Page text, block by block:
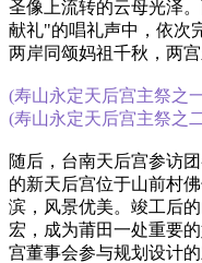
圣像上流转的云母光泽
献礼"的唱礼声中，依次
两岸同颂妈祖千秋，两
(寿山永定天后宫主祭之
(寿山永定天后宫主祭之
随后，台南天后宫参访
的新天后宫位于山前村
滨，风景优美。竣工后
宏，成为莆田一处重要
宫董事会参与规划设计